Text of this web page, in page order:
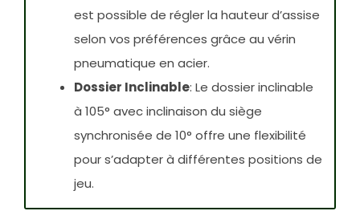
est possible de régler la hauteur d’assise
selon vos préférences grâce au vérin
pneumatique en acier.
Dossier Inclinable: Le dossier inclinable
à 105° avec inclinaison du siège
synchronisée de 10° offre une flexibilité
pour s’adapter à différentes positions de
jeu.